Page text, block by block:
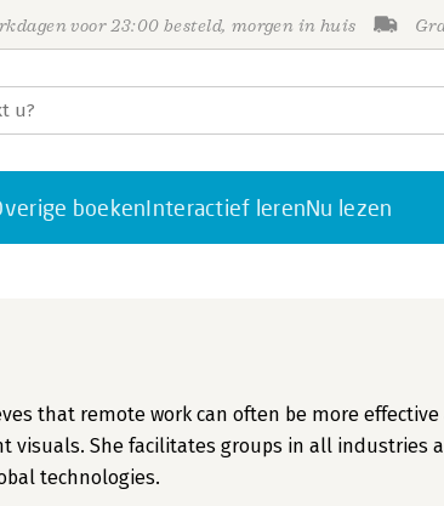
voor 23:00 besteld, morgen in huis
boekenInteractief lerenNu lezen
that remote work can often be more
visuals. She facilitates groups in all industries
technologies.